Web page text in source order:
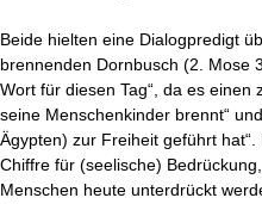
Beide hielten eine Dialogpredigt
brennenden Dornbusch (2. Mose
Wort für diesen Tag“, da es einen
seine Menschenkinder brennt“
Ägypten) zur Freiheit geführt
Chiffre für (seelische)
Menschen heute unterdrückt